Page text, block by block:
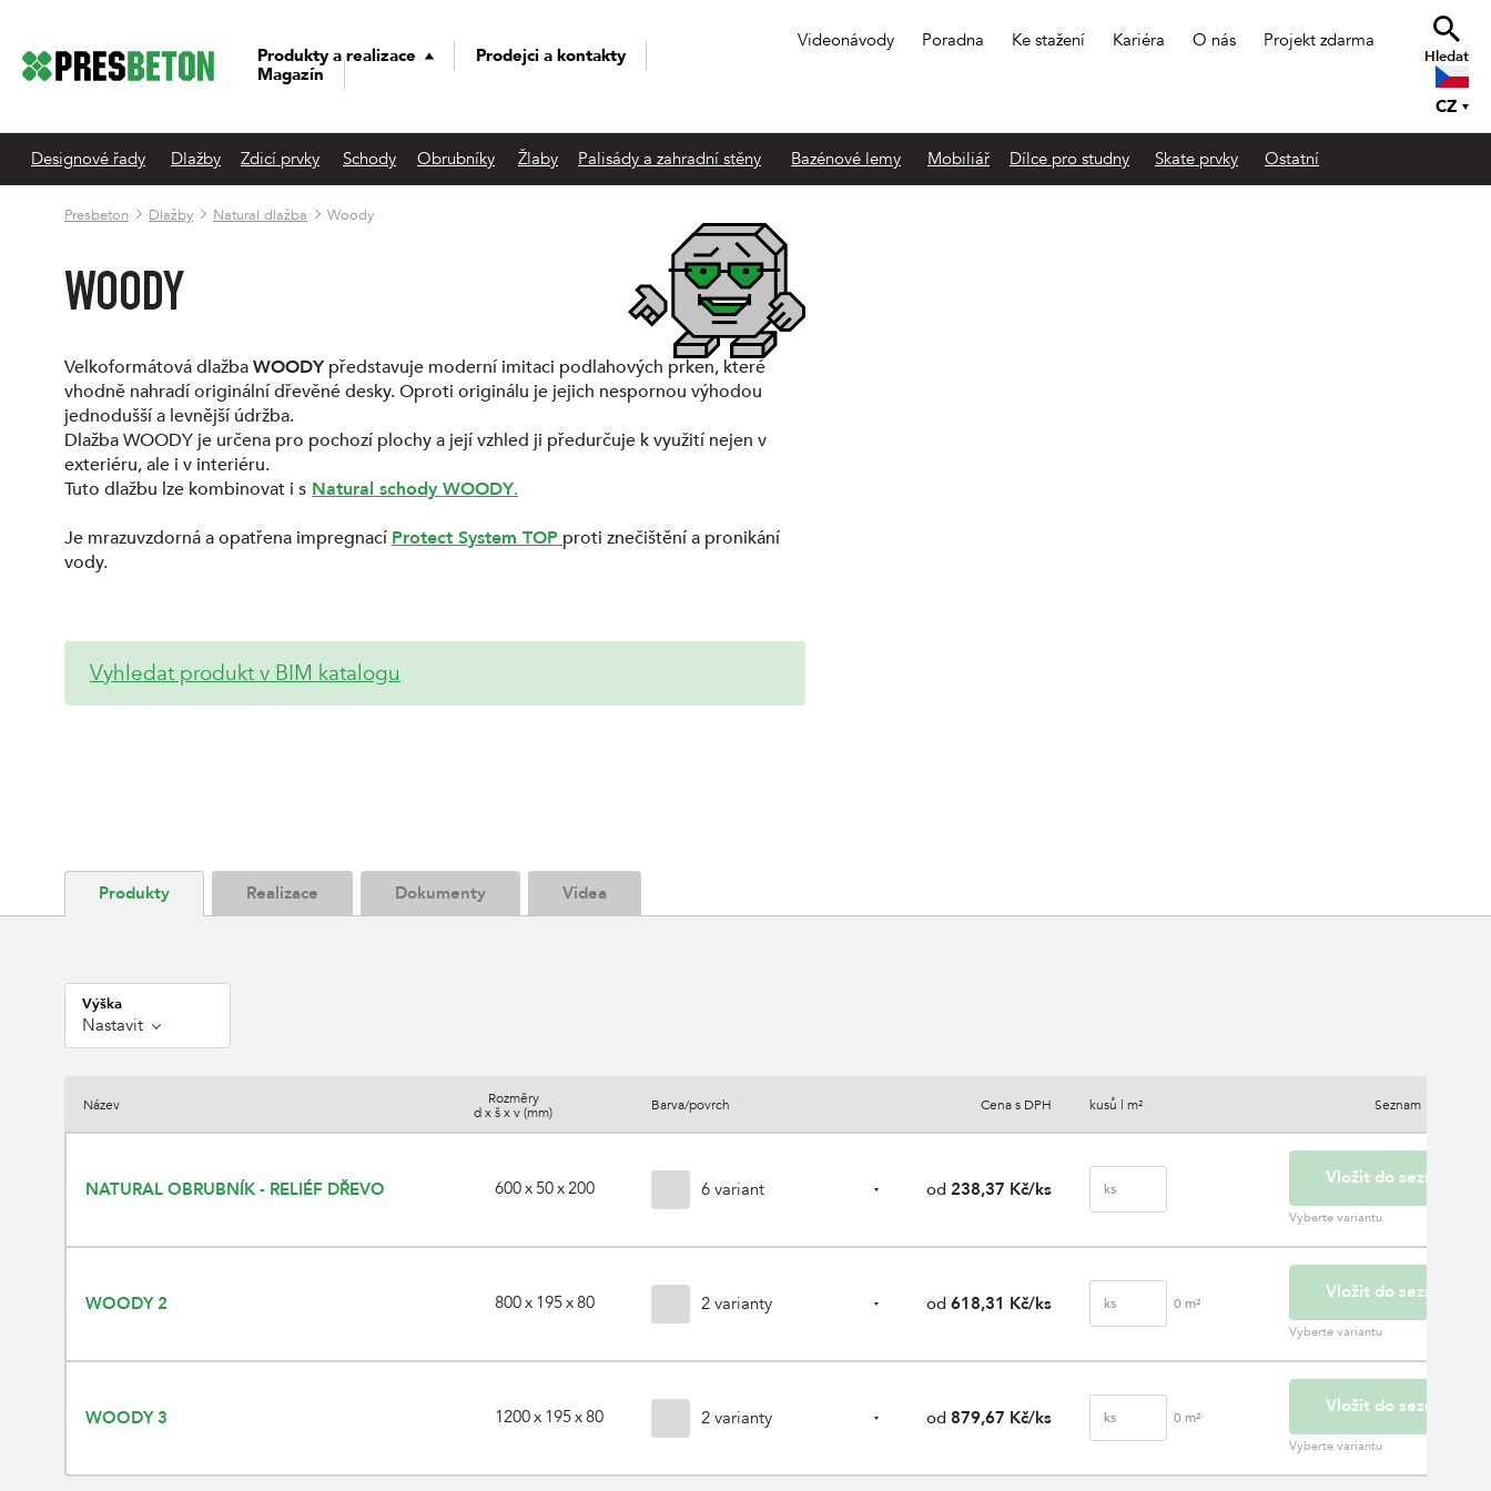
Produkty a realizace
Prodejci a kontakty
Magazín
Videonávody Poradna Ke stažení Kariéra O nás Projekt zdarma
Hledat
CZ
Designové řady Dlažby Zdicí prvky Schody Obrubníky Žlaby Palisády a zahradní stěny Bazénové lemy Mobiliář Dílce pro studny Skate prvky Ostatní
Presbeton Dlažby Natural dlažba Woody
WOODY
Velkoformátová dlažbaWOODY představuje moderní imitaci podlahových prken, které
vhodně nahradí originální dřevěné desky. Oproti originálu je jejich nespornou výhodou
jednodušší a levnější údržba.
Dlažba WOODY je určena pro pochozí plochy a její vzhled ji předurčuje k využití nejen v
exteriéru, ale i v interiéru.
Tuto dlažbu lze kombinovat i s Natural schody WOODY.
Je mrazuvzdorná a opatřena impregnacíProtect System TOP proti znečištění a pronikání
vody.
Vyhledat produkt v BIM katalogu
Produkty Realizace Dokumenty Videa
Výška
Nastavit
Název
Rozměry
d x š x v (mm)
Barva/povrch Cena s DPH kusů | m² Seznam
NATURAL OBRUBNÍK - RELIÉF DŘEVO 600 x 50 x 200 6 variant od 238,37 Kč/ks ks
Vložit do seznamu
Vyberte variantu
WOODY 2 800 x 195 x 80 2 varianty od 618,31 Kč/ks ks 0 m²
Vložit do seznamu
Vyberte variantu
WOODY 3 1200 x 195 x 80 2 varianty od 879,67 Kč/ks ks 0 m²
Vložit do seznamu
Vyberte variantu